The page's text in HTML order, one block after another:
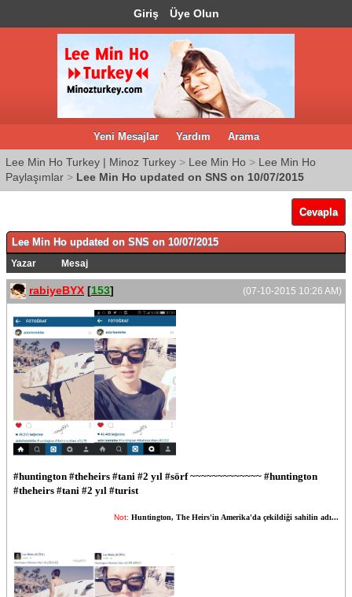
Giriş Üye Olun
Yeni Mesajlar Yardım Arama
Lee Min Ho Turkey | Minoz Turkey > Lee Min Ho > Lee Min Ho
Paylaşımlar > Lee Min Ho updated on SNS on 10/07/2015
Cevapla
Lee Min Ho updated on SNS on 10/07/2015
Yazar Mesaj
(07-10-2015 10:26 AM)
rabiyeBYX [153]
#huntington #theheirs #tani #2 yıl #sörf ~~~~~~~~~~~~~ #huntington
#theheirs #tani #2 yıl #turist
Not: Huntington, The Heirs'in Amerika'da çekildiği sahilin adı...